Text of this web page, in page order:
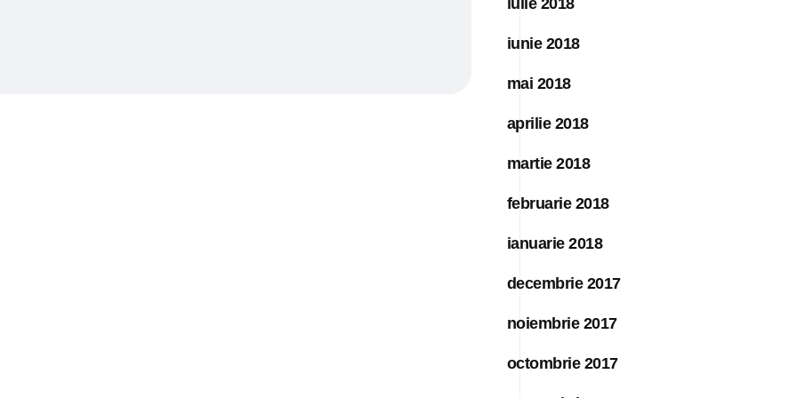
iunie 2018
mai 2018
aprilie 2018
martie 2018
februarie 2018
ianuarie 2018
decembrie 2017
noiembrie 2017
octombrie 2017